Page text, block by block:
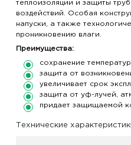
теплоизоляции и защиты
воздействий. Особая
напуски, а также
проникновению влаги.
Преимущества:
сохранение
защита от
увеличивает срок
защита от уф-лучей,
придает защищаемой
Технические